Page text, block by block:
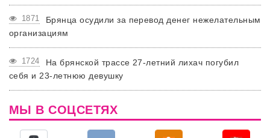
1871
Брянца осудили за перевод денег нежелательным
организациям
1724
На брянской трассе 27-летний лихач погубил
себя и 23-летнюю девушку
МЫ В СОЦСЕТЯХ